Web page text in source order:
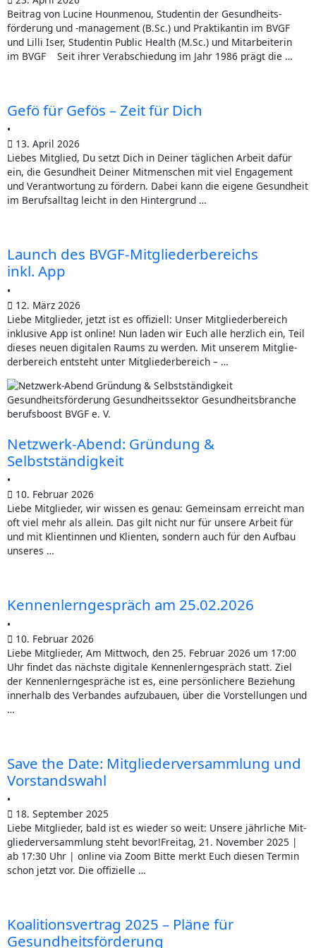
än­
de­
rung
&
Ver­
ant­
wor­
tung
–
40
Jah­
re
Ottawa-
Charta
Bei­trag von Luci­ne Houn­me­nou, Stu­den­tin der Gesund­heits­
förderung und ‑manage­ment (B.Sc.) und Prak­ti­kan­tin im BVGF
und Lil­li Iser, Stu­den­tin Public Health (M.Sc.) und Mit­ar­bei­te­rin
im BVGF Seit ihrer Ver­ab­schie­dung im Jahr 1986 prägt die …
–
Zeit
für Dich
Gefö für Gefös – Zeit für Dich
•
13. April 2026
Lie­bes Mitglied, Du setzt Dich in Dei­ner täg­li­chen Arbeit dafür
ein, die Gesund­heit Dei­ner Mit­men­schen mit viel Enga­ge­ment
und Ver­ant­wor­tung zu för­dern. Dabei kann die eige­ne Gesund­heit
im Berufs­all­tag leicht in den Hin­ter­grund …
Mit­
glie­
der­
be­
reichs
inkl. App
Launch des BVGF-Mit­glie­der­be­reichs
inkl. App
•
12. März 2026
Lie­be Mitglieder, jetzt ist es offi­zi­ell: Unser Mit­glie­der­be­reich
inklu­si­ve App ist online! Nun laden wir Euch alle herz­lich ein, Teil
die­ses neu­en digi­ta­len Raums zu werden. Mit unse­rem Mit­glie­
der­be­reich ent­steht unter Mit­glie­der­be­reich – …
Grün­
dung
&
Selbstständigkeit
Netz­werk-Abend: Grün­dung &
Selbstständigkeit
•
10. Februar 2026
Lie­be Mitglieder, wir wis­sen es genau: Gemein­sam erreicht man
oft viel mehr als allein. Das gilt nicht nur für unse­re Arbeit für
und mit Kli­en­tin­nen und Kli­en­ten, son­dern auch für den Auf­bau
unse­res …
ge­
spräch
am
25.02.2026
Ken­nen­lern­ge­spräch am 25.02.2026
•
10. Februar 2026
Lie­be Mitglieder, Am Mitt­woch, den 25. Febru­ar 2026 um 17:00
Uhr fin­det das nächs­te digi­ta­le Ken­nen­lern­ge­spräch statt. Ziel
der Ken­nen­lern­ge­sprä­che ist es, eine per­sön­li­che­re Bezie­hung
inner­halb des Ver­ban­des auf­zu­bau­en, über die Vor­stel­lun­gen und
…
Mit­
glie­
der­
ver­
samm­
lung
und
Vorstandswahl
Save the Date: Mit­glie­der­ver­samm­lung und
Vorstandswahl
•
18. September 2025
Lie­be Mitglieder, bald ist es wie­der so weit: Unse­re jähr­li­che Mit­
glie­der­ver­samm­lung steht bevor!Frei­tag, 21. Novem­ber 2025 |
ab 17:30 Uhr | online via Zoom Bit­te merkt Euch die­sen Ter­min
schon jetzt vor. Die offi­zi­el­le …
ver­
trag
2025
–
Plä­
ne
für
Koali­ti­ons­ver­trag 2025 – Plä­ne für
Gesundheitsförderung
beim
Kon­
gress
Armut
&
Gesund­
heit:
„Gesund­
heit
för­
dern,
heißt
Demo­
kra­
tie
för­
dern“
im
März 2025
wahl
2025
–
Posi­
tio­
nen
zur